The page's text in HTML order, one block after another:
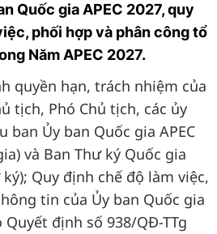
Quốc gia APEC 2027, quy
phối hợp và phân công tổ
Năm APEC 2027.
quyền hạn, trách nhiệm của
tịch, Phó Chủ tịch, các ủy
ban Ủy ban Quốc gia APEC
và Ban Thư ký Quốc gia
ký); Quy định chế độ làm việc,
tin của Ủy ban Quốc gia
định số 938/QĐ-TTg